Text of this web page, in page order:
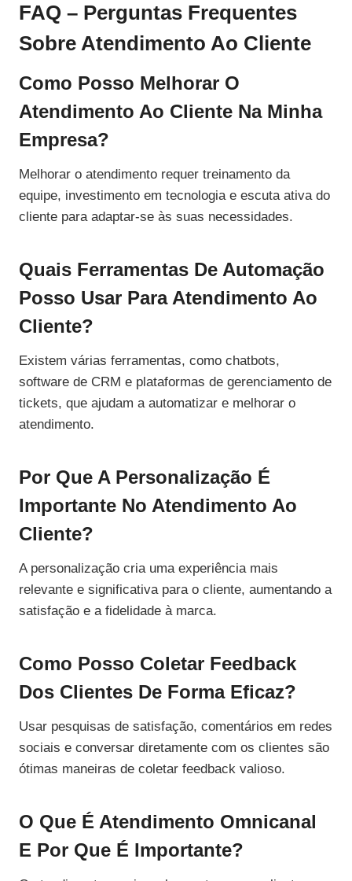
FAQ – Perguntas Frequentes
Sobre Atendimento Ao Cliente
Como Posso Melhorar O
Atendimento Ao Cliente Na Minha
Empresa?
Melhorar o atendimento requer treinamento da
equipe, investimento em tecnologia e escuta ativa do
cliente para adaptar-se às suas necessidades.
Quais Ferramentas De Automação
Posso Usar Para Atendimento Ao
Cliente?
Existem várias ferramentas, como chatbots,
software de CRM e plataformas de gerenciamento de
tickets, que ajudam a automatizar e melhorar o
atendimento.
Por Que A Personalização É
Importante No Atendimento Ao
Cliente?
A personalização cria uma experiência mais
relevante e significativa para o cliente, aumentando a
satisfação e a fidelidade à marca.
Como Posso Coletar Feedback
Dos Clientes De Forma Eficaz?
Usar pesquisas de satisfação, comentários em redes
sociais e conversar diretamente com os clientes são
ótimas maneiras de coletar feedback valioso.
O Que É Atendimento Omnicanal
E Por Que É Importante?